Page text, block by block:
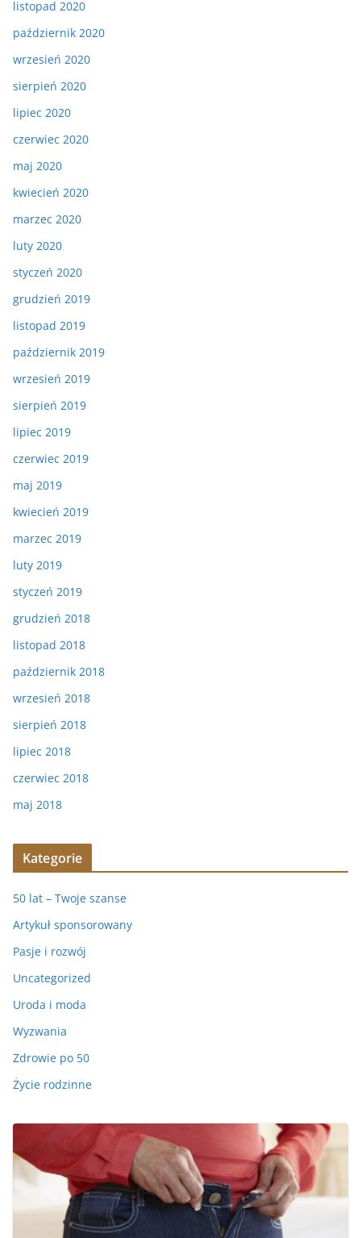
listopad 2020
październik 2020
wrzesień 2020
sierpień 2020
lipiec 2020
czerwiec 2020
maj 2020
kwiecień 2020
marzec 2020
luty 2020
styczeń 2020
grudzień 2019
listopad 2019
październik 2019
wrzesień 2019
sierpień 2019
lipiec 2019
czerwiec 2019
maj 2019
kwiecień 2019
marzec 2019
luty 2019
styczeń 2019
grudzień 2018
listopad 2018
październik 2018
wrzesień 2018
sierpień 2018
lipiec 2018
czerwiec 2018
maj 2018
Kategorie
50 lat – Twoje szanse
Artykuł sponsorowany
Pasje i rozwój
Uncategorized
Uroda i moda
Wyzwania
Zdrowie po 50
Życie rodzinne